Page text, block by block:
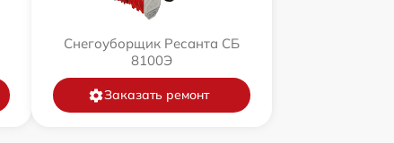
Снегоуборщик Ресанта СБ
8100Э
Заказать ремонт